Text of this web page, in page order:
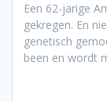
Een 62-jarige
gekregen. En
genetisch
been en wordt